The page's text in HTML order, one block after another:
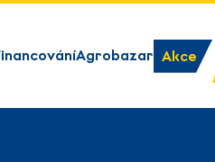
Agrobazar Akce